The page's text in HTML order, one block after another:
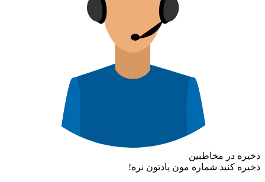
ذخیره در مخاطبین
ذخیره کنید شماره مون یادتون نره!